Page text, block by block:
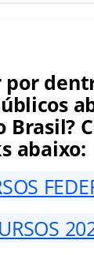
Brasil?
abaixo: